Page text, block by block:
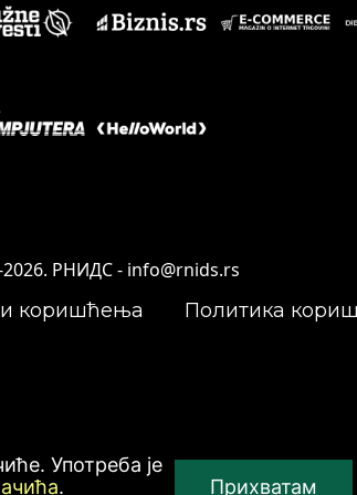
РНИДС - info@rnids.rs
коришћења Политика
Употреба је
. Прихватам